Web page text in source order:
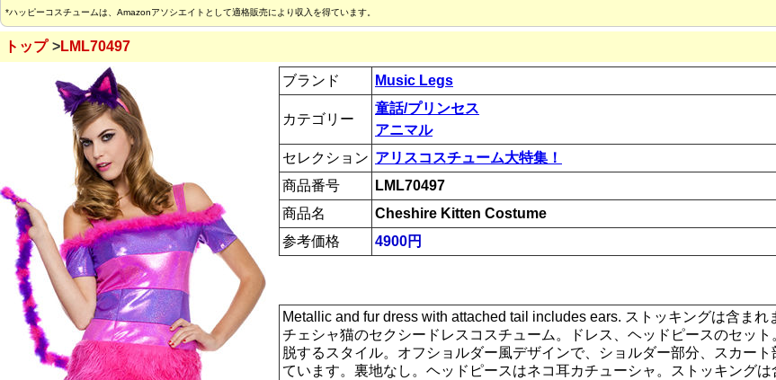
*ハッピーコスチュームは、Amazonアソシエイトとして適格販売により収入を得ています。
トップ LML70497
ブランド Music Legs
カテゴリー
童話/プリンセス
アニマル
セレクション アリスコスチューム大特集！
商品番号
LML70497
商品名
Cheshire Kitten Costume
参考価格
4900円
Metallic and fur dress with attached tail includes ears. ストッキングは含まれ
チェシャ猫のセクシードレスコスチューム。ドレス、ヘッドピースのセッ
脱するスタイル。オフショルダー風デザインで、ショルダー部分、スカー
ています。裏地なし。ヘッドピースはネコ耳カチューシャ。ストッキング